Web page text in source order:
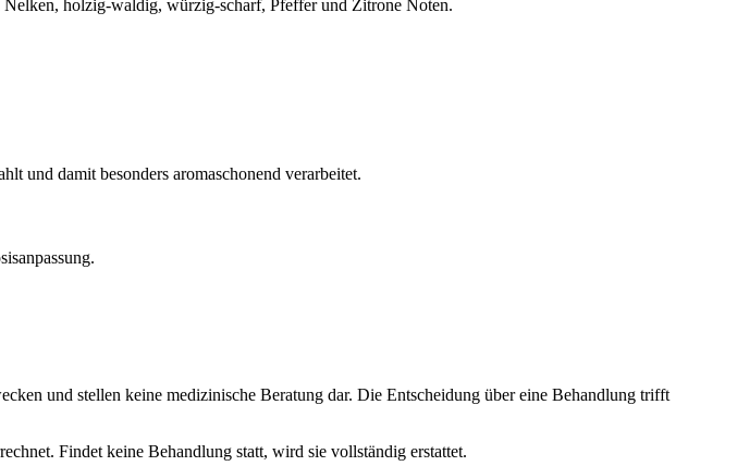
holzig-waldig, würzig-scharf, Pfeffer und Zitrone Noten.
und damit besonders aromaschonend verarbeitet.
und stellen keine medizinische Beratung dar. Die Entscheidung über eine Behandlung trifft
Findet keine Behandlung statt, wird sie vollständig erstattet.